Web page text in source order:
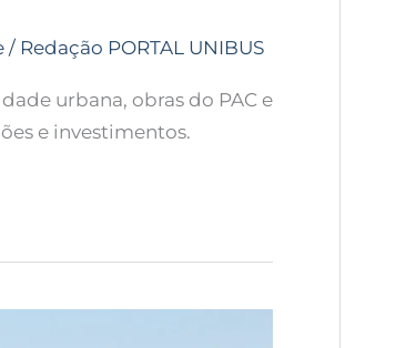
/ Redação PORTAL UNIBUS
urbana, obras do PAC e
e investimentos.